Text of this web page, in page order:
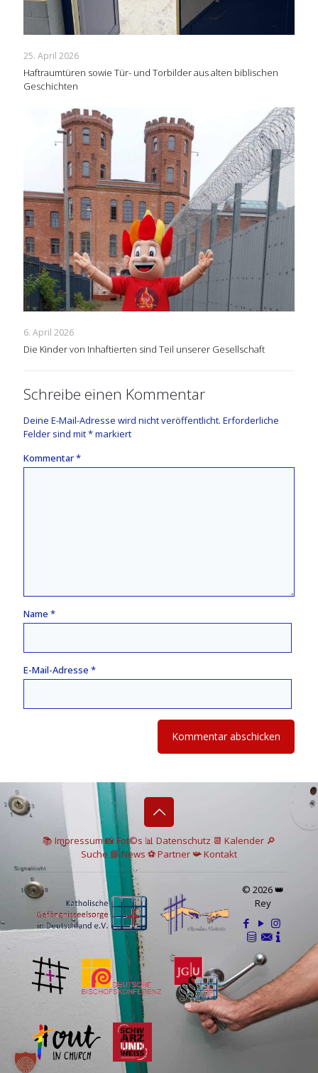
25. April 2026
Haftraumtüren sowie Tür- und Torbilder aus alten biblischen
Geschichten
6. April 2026
Die Kinder von Inhaftierten sind Teil unserer Gesellschaft
Schreibe einen Kommentar
Deine E-Mail-Adresse wird nicht veröffentlicht. Erforderliche
Felder sind mit*markiert
Kommentar*
Name *
E-Mail-Adresse *
📚 Impressum📸Fot©s 📊 Datenschutz 📆 Kalender 🔎
Suche 📘 News ⚽Partner📯Kontakt
© 2026 👑
Rey